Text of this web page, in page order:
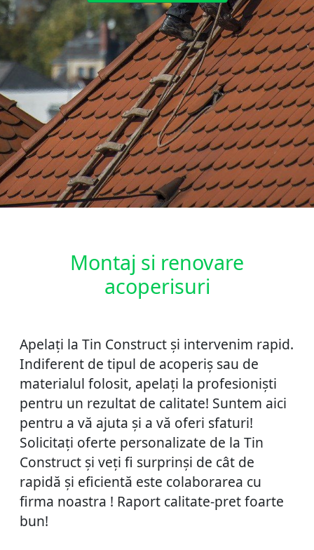
Montaj si renovare
acoperisuri
Apelați la Tin Construct și intervenim rapid.
Indiferent de tipul de acoperiș sau de
materialul folosit, apelați la profesioniști
pentru un rezultat de calitate! Suntem aici
pentru a vă ajuta și a vă oferi sfaturi!
Solicitați oferte personalizate de la Tin
Construct și veți fi surprinși de cât de
rapidă și eficientă este colaborarea cu
firma noastra ! Raport calitate-pret foarte
bun!